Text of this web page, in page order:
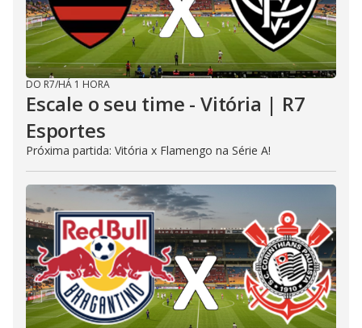
DO R7/HÁ 1 HORA
Escale o seu time - Vitória | R7
Esportes
Próxima partida: Vitória x Flamengo na Série A!